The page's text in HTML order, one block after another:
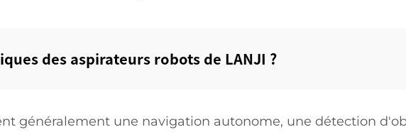
des aspirateurs robots de LANJI ?‌
généralement une navigation autonome, une détection